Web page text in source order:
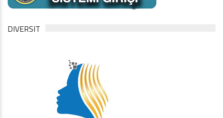
DIVERSIT